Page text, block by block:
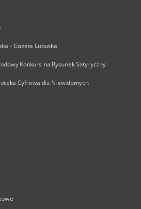
- Gazeta Lubuska
Konkurs na Rysunek Satyryczny
Cyfrowa dla Niewidomych